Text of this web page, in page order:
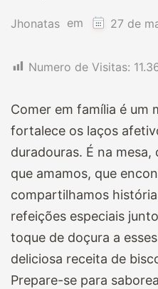
Jhonatas em 27 de
Numero de Visitas:
Comer em família é um
fortalece os laços
duradouras. É na
que amamos, que
compartilhamos
refeições especiais
toque de doçura a
deliciosa receita de
Prepare-se para